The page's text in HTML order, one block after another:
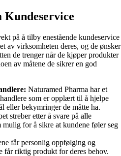
Kundeservice
på å tilby enestående kundeservice
av virksomheten deres, og de ønsker
de trenger når de kjøper produkter
av måtene de sikrer en god
Naturamed Pharma har et
som er opplært til å hjelpe
eller bekymringer de måtte ha.
streber etter å svare på alle
mulig for å sikre at kundene føler seg
får personlig oppfølging og
får riktig produkt for deres behov.